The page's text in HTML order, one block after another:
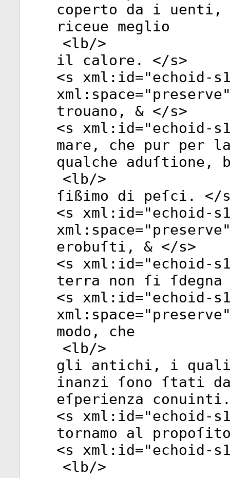
coperto da i
riceue meglio
<lb/>
il calore. </s>
<s xml:id="echoid-
xml:space="preserve
trouano, & </s>
<s xml:id="echoid-
mare, che pur per
qualche aduſtione,
<lb/>
ſißimo di peſci. </
<s xml:id="echoid-
xml:space="preserve
erobuſti, & </s>
<s xml:id="echoid-
terra non ſi
<s xml:id="echoid-
xml:space="preserve
modo, che
<lb/>
gli antichi, i quali
inanzi ſono ſtati
eſperienza
<s xml:id="echoid-
tornamo al
<s xml:id="echoid-
<lb/>